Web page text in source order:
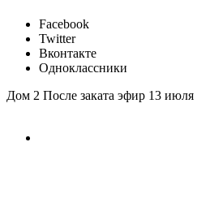
Facebook
Twitter
Вконтакте
Одноклассники
Дом 2 После заката эфир 13 июля